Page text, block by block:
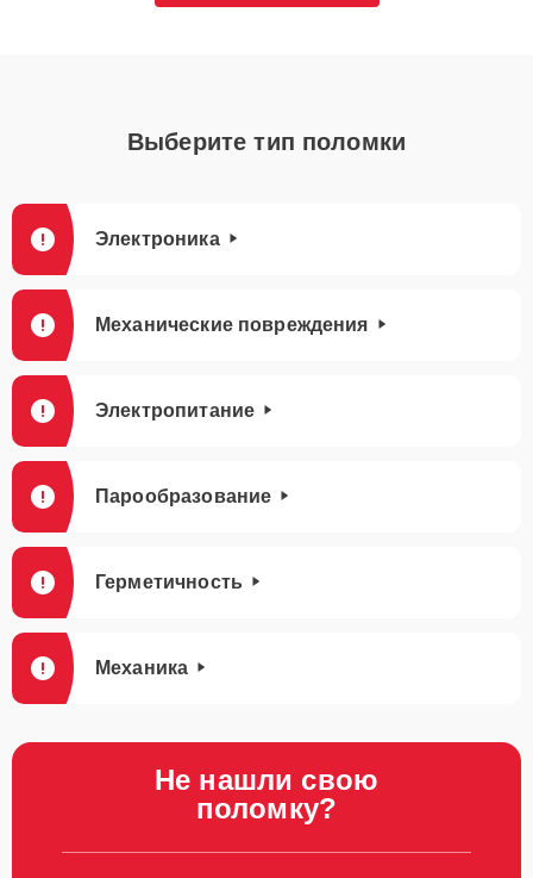
Выберите тип поломки
Электроника
Механические повреждения
Электропитание
Парообразование
Герметичность
Механика
Не нашли свою
поломку?